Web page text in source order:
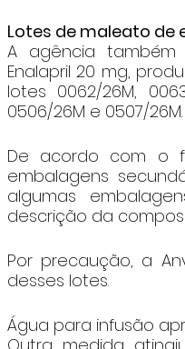
Lotes de maleato de
A agência
Enalapril 20 mg,
lotes 0062/26M,
0506/26M e 0507/26M.
De acordo com o
embalagens
algumas
descrição da
Por precaução, a
desses lotes.
Água para infusão